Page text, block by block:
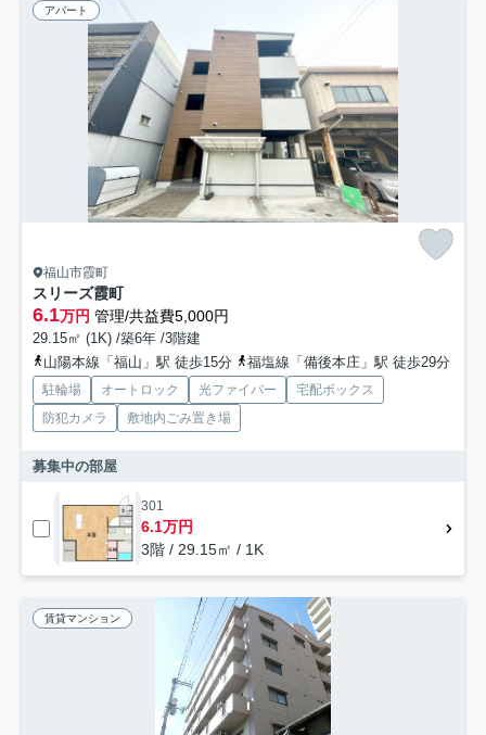
アパート
福山市霞町
スリーズ霞町
6.1万円 管理/共益費5,000円
29.15㎡ (1K) /築6年 /3階建
山陽本線「福山」駅 徒歩15分
福塩線「備後本庄」駅 徒歩29分
駐輪場 オートロック 光ファイバー
宅配ボックス
防犯カメラ
敷地内ごみ置き場
募集中の部屋
301
6.1万円
3階 / 29.15㎡ / 1K
賃貸マンション